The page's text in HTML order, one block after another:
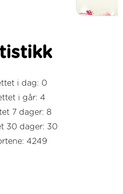
i dag: 0
i går: 4
7 dager: 8
30 dager: 30
4249